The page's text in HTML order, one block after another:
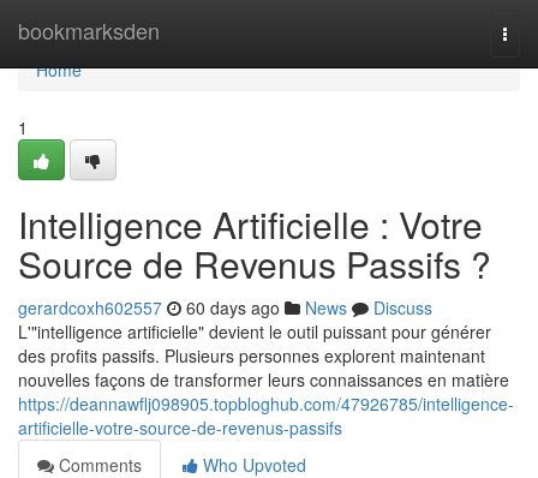
bookmarksden
Home
Home
1
Intelligence Artificielle : Votre
Source de Revenus Passifs ?
gerardcoxh602557 60 days ago News
Discuss
L'"intelligence artificielle" devient le outil puissant pour générer
des profits passifs. Plusieurs personnes explorent maintenant
nouvelles façons de transformer leurs connaissances en matière
https://deannawflj098905.topbloghub.com/47926785/intelligence-
artificielle-votre-source-de-revenus-passifs
Comments
Who Upvoted